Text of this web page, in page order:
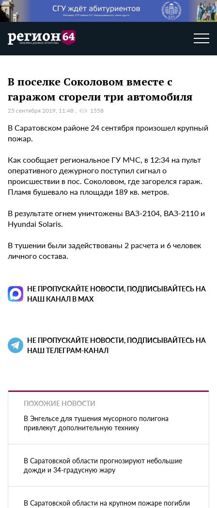
В поселке Соколовом вместе с
гаражом сгорели три автомобиля
25 сентября 2019, 11:48 1558
В Саратовском районе 24 сентября произошел крупный
пожар.
Как сообщает региональное ГУ МЧС, в 12:34 на пульт
оперативного дежурного поступил сигнал о
происшествии в пос. Соколовом, где загорелся гараж.
Пламя бушевало на площади 189 кв. метров.
В результате огнем уничтожены ВАЗ-2104, ВАЗ-2110 и
Hyundai Solaris.
В тушении были задействованы 2 расчета и 6 человек
личного состава.
НЕ ПРОПУСКАЙТЕ НОВОСТИ, ПОДПИСЫВАЙТЕСЬ НА
НАШ КАНАЛ В MAX
НЕ ПРОПУСКАЙТЕ НОВОСТИ, ПОДПИСЫВАЙТЕСЬ НА
НАШ ТЕЛЕГРАМ-КАНАЛ
ПОХОЖИЕ НОВОСТИ
В Энгельсе для тушения мусорного полигона
привлекут дополнительную технику
В Саратовской области прогнозируют небольшие
дожди и 34-градусную жару
В Саратовской области на крупном пожаре погибли